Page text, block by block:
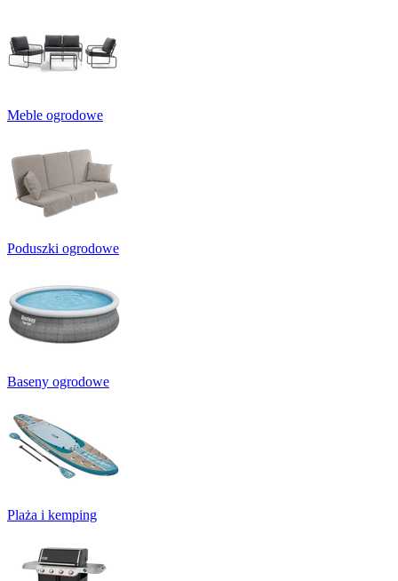
Meble ogrodowe
Poduszki ogrodowe
Baseny ogrodowe
Plaża i kemping